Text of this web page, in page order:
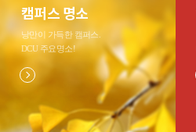
캠퍼스 명소
낭만이 가득한 캠퍼스.
DCU 주요명소!